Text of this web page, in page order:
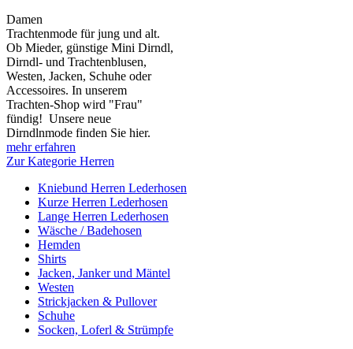
Damen
Trachtenmode für jung und alt.
Ob Mieder, günstige Mini Dirndl,
Dirndl- und Trachtenblusen,
Westen, Jacken, Schuhe oder
Accessoires. In unserem
Trachten-Shop wird "Frau"
fündig! Unsere neue
Dirndlnmode finden Sie hier.
mehr erfahren
Zur Kategorie Herren
Kniebund Herren Lederhosen
Kurze Herren Lederhosen
Lange Herren Lederhosen
Wäsche / Badehosen
Hemden
Shirts
Jacken, Janker und Mäntel
Westen
Strickjacken & Pullover
Schuhe
Socken, Loferl & Strümpfe